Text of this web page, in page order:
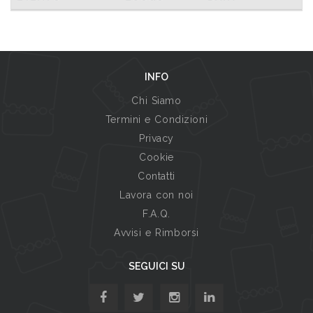
INFO
Chi Siamo
Termini e Condizioni
Privacy
Cookie
Contatti
Lavora con noi
F.A.Q.
Avvisi e Rimborsi
SEGUICI SU